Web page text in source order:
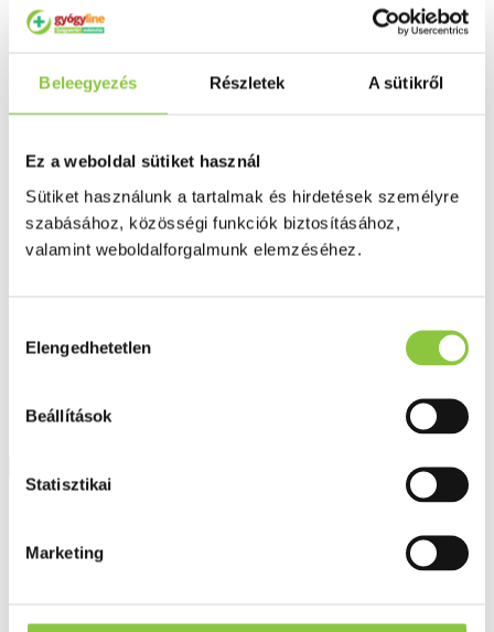
Beleegyezés Részletek A sütikről
Ez a weboldal sütiket használ
Sütiket használunk a tartalmak és hirdetések személyre
szabásához, közösségi funkciók biztosításához,
valamint weboldalforgalmunk elemzéséhez.
kiválasztása
Elengedhetetlen
Beállítások
Statisztikai
Marketing
Koleszterinszint csökkentők, omega 3
Í́nygyulladás
Fogkrém
Szájvíz
Fogkefe
Fogselyem
É́lvezeti
Egészség ajándékba
Tápszer
Főoldal
Fog